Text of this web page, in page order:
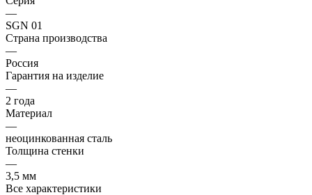
—
SGN 01
Страна производства
—
Россия
Гарантия на изделие
—
2 года
Материал
—
неоцинкованная сталь
Толщина стенки
—
3,5 мм
Все характеристики